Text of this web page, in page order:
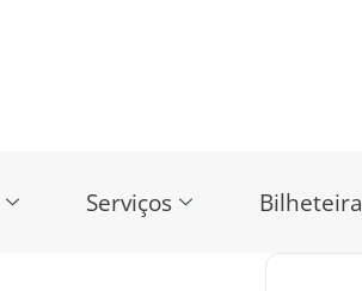
Serviços Bilheteira